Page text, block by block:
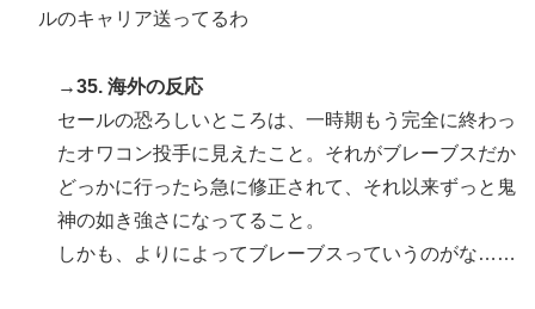
ルのキャリア送ってるわ
→35. 海外の反応
セールの恐ろしいところは、一時期もう完全に終わっ
たオワコン投手に見えたこと。それがブレーブスだか
どっかに行ったら急に修正されて、それ以来ずっと鬼
神の如き強さになってること。
しかも、よりによってブレーブスっていうのがな……